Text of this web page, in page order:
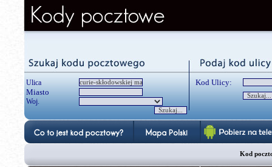
Ulica
Miasto
Woj.
Kod Ulicy:
Kod